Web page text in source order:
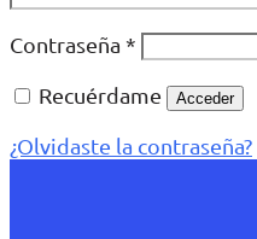
Contraseña *
Recuérdame
Acceder
¿Olvidaste la contraseña?